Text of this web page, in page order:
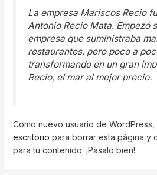
La empresa Mariscos Recio
Antonio Recio Mata. Empezó
empresa que suministraba
restaurantes, pero poco a
transformando en un gran
Recio, el mar al mejor precio.
Como nuevo usuario de
escritorio para borrar esta página y
para tu contenido. ¡Pásalo bien!